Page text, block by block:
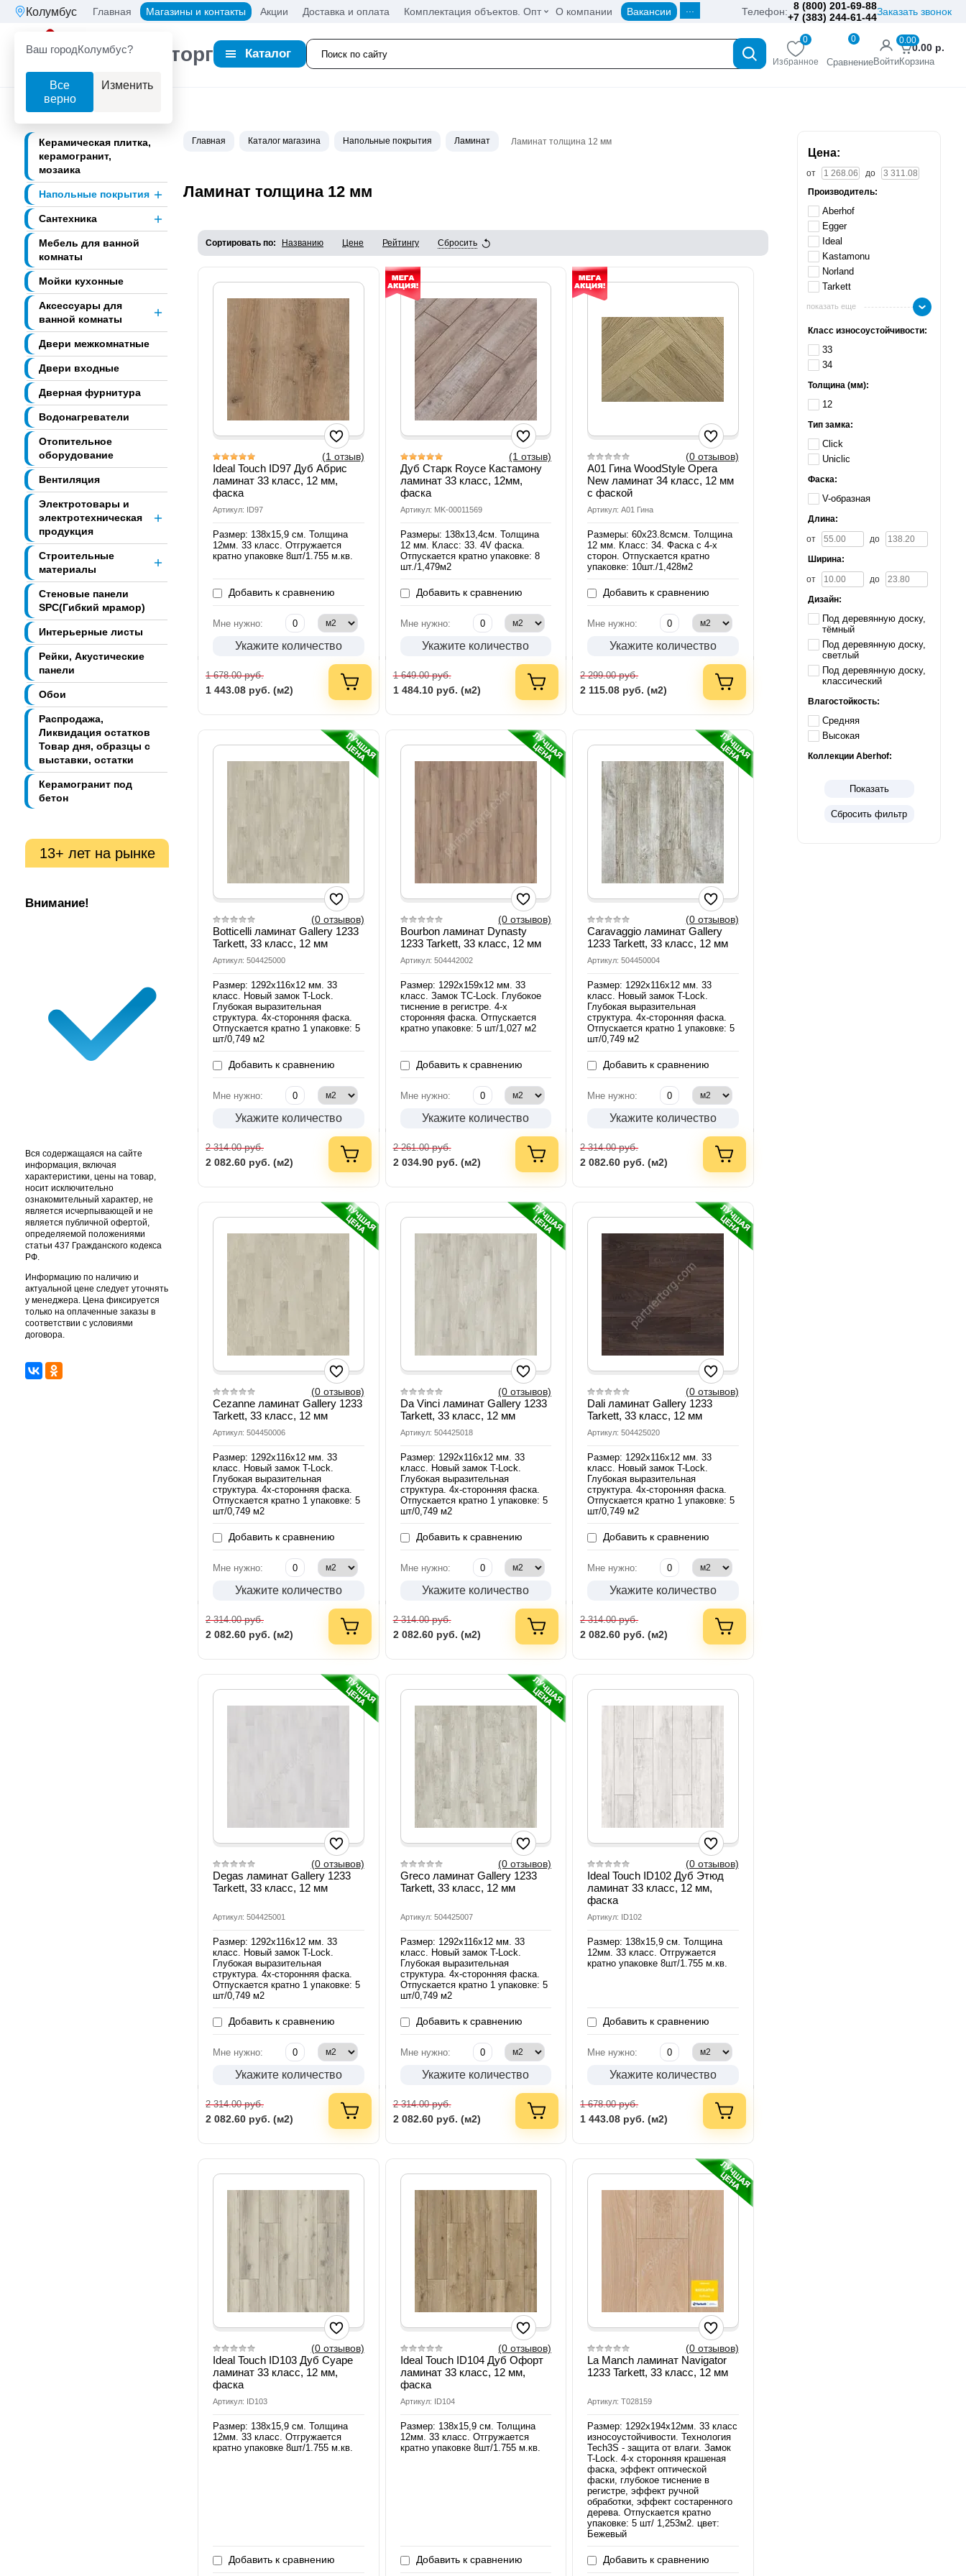
Колумбус
Ваш городКолумбус?
Все
верно
Изменить
Главная Магазины и контакты Акции Доставка и оплата Комплектация объектов. Опт О компании Вакансии Телефон: 8 (800) 201-69-88
+7 (383) 244-61-44Заказать звонок
Партнерторг Каталог
0
Избранное Сравнение
0
Войти
0.00
0.00 р.
Корзина
Керамическая плитка,
керамогранит,
мозаика
Напольные покрытия
Сантехника
Мебель для ванной
комнаты
Мойки кухонные
Аксессуары для
ванной комнаты
Двери межкомнатные
Двери входные
Дверная фурнитура
Водонагреватели
Отопительное
оборудование
Вентиляция
Электротовары и
электротехническая
продукция
Строительные
материалы
Стеновые панели
SPC(Гибкий мрамор)
Интерьерные листы
Рейки, Акустические
панели
Обои
Распродажа,
Ликвидация остатков
Товар дня, образцы с
выставки, остатки
Керамогранит под
бетон
13+ лет на рынке
Внимание!
Вся содержащаяся на сайте
информация, включая
характеристики, цены на товар,
носит исключительно
ознакомительный характер, не
является исчерпывающей и не
является публичной офертой,
определяемой положениями
статьи 437 Гражданского кодекса
РФ.
Информацию по наличию и
актуальной цене следует уточнять
у менеджера. Цена фиксируется
только на оплаченные заказы в
соответствии с условиями
договора.
Главная Каталог магазина Напольные покрытия Ламинат Ламинат толщина 12 мм
Ламинат толщина 12 мм
Сортировать по: Названию Цене Рейтингу Сбросить
(1 отзыв)
Ideal Touch ID97 Дуб Абрис
ламинат 33 класс, 12 мм,
фаска
Артикул: ID97
Размер: 138х15,9 см. Толщина
12мм. 33 класс. Отгружается
кратно упаковке 8шт/1.755 м.кв.
Добавить к сравнению
Мне нужно:
Укажите количество
1 678.00руб.
1 443.08 руб. (м2)
(1 отзыв)
Дуб Старк Royce Кастамону
ламинат 33 класс, 12мм,
фаска
Артикул: MK-00011569
Размеры: 138х13,4см. Толщина
12 мм. Класс: 33. 4V фаска.
Отпускается кратно упаковке: 8
шт./1,479м2
Добавить к сравнению
Мне нужно:
Укажите количество
1 649.00руб.
1 484.10 руб. (м2)
(0 отзывов)
A01 Гина WoodStyle Opera
New ламинат 34 класс, 12 мм
с фаской
Артикул: A01 Гина
Размеры: 60х23.8смсм. Толщина
12 мм. Класс: 34. Фаска с 4-х
сторон. Отпускается кратно
упаковке: 10шт./1,428м2
Добавить к сравнению
Мне нужно:
Укажите количество
2 299.00руб.
2 115.08 руб. (м2)
(0 отзывов)
Botticelli ламинат Gallery 1233
Tarkett, 33 класс, 12 мм
Артикул: 504425000
Размер: 1292х116х12 мм. 33
класс. Новый замок T-Lock.
Глубокая выразительная
структура. 4х-сторонняя фаска.
Отпускается кратно 1 упаковке: 5
шт/0,749 м2
Добавить к сравнению
Мне нужно:
Укажите количество
2 314.00руб.
2 082.60 руб. (м2)
(0 отзывов)
Bourbon ламинат Dynasty
1233 Tarkett, 33 класс, 12 мм
Артикул: 504442002
Размер: 1292х159х12 мм. 33
класс. Замок TC-Lock. Глубокое
тиснение в регистре. 4-х
сторонняя фаска. Отпускается
кратно упаковке: 5 шт/1,027 м2
Добавить к сравнению
Мне нужно:
Укажите количество
2 261.00руб.
2 034.90 руб. (м2)
(0 отзывов)
Caravaggio ламинат Gallery
1233 Tarkett, 33 класс, 12 мм
Артикул: 504450004
Размер: 1292х116х12 мм. 33
класс. Новый замок T-Lock.
Глубокая выразительная
структура. 4х-сторонняя фаска.
Отпускается кратно 1 упаковке: 5
шт/0,749 м2
Добавить к сравнению
Мне нужно:
Укажите количество
2 314.00руб.
2 082.60 руб. (м2)
(0 отзывов)
Cezanne ламинат Gallery 1233
Tarkett, 33 класс, 12 мм
Артикул: 504450006
Размер: 1292х116х12 мм. 33
класс. Новый замок T-Lock.
Глубокая выразительная
структура. 4х-сторонняя фаска.
Отпускается кратно 1 упаковке: 5
шт/0,749 м2
Добавить к сравнению
Мне нужно:
Укажите количество
2 314.00руб.
2 082.60 руб. (м2)
(0 отзывов)
Da Vinci ламинат Gallery 1233
Tarkett, 33 класс, 12 мм
Артикул: 504425018
Размер: 1292х116х12 мм. 33
класс. Новый замок T-Lock.
Глубокая выразительная
структура. 4х-сторонняя фаска.
Отпускается кратно 1 упаковке: 5
шт/0,749 м2
Добавить к сравнению
Мне нужно:
Укажите количество
2 314.00руб.
2 082.60 руб. (м2)
(0 отзывов)
Dali ламинат Gallery 1233
Tarkett, 33 класс, 12 мм
Артикул: 504425020
Размер: 1292х116х12 мм. 33
класс. Новый замок T-Lock.
Глубокая выразительная
структура. 4х-сторонняя фаска.
Отпускается кратно 1 упаковке: 5
шт/0,749 м2
Добавить к сравнению
Мне нужно:
Укажите количество
2 314.00руб.
2 082.60 руб. (м2)
(0 отзывов)
Degas ламинат Gallery 1233
Tarkett, 33 класс, 12 мм
Артикул: 504425001
Размер: 1292х116х12 мм. 33
класс. Новый замок T-Lock.
Глубокая выразительная
структура. 4х-сторонняя фаска.
Отпускается кратно 1 упаковке: 5
шт/0,749 м2
Добавить к сравнению
Мне нужно:
Укажите количество
2 314.00руб.
2 082.60 руб. (м2)
(0 отзывов)
Greco ламинат Gallery 1233
Tarkett, 33 класс, 12 мм
Артикул: 504425007
Размер: 1292х116х12 мм. 33
класс. Новый замок T-Lock.
Глубокая выразительная
структура. 4х-сторонняя фаска.
Отпускается кратно 1 упаковке: 5
шт/0,749 м2
Добавить к сравнению
Мне нужно:
Укажите количество
2 314.00руб.
2 082.60 руб. (м2)
(0 отзывов)
Ideal Touch ID102 Дуб Этюд
ламинат 33 класс, 12 мм,
фаска
Артикул: ID102
Размер: 138х15,9 см. Толщина
12мм. 33 класс. Отгружается
кратно упаковке 8шт/1.755 м.кв.
Добавить к сравнению
Мне нужно:
Укажите количество
1 678.00руб.
1 443.08 руб. (м2)
(0 отзывов)
Ideal Touch ID103 Дуб Суаре
ламинат 33 класс, 12 мм,
фаска
Артикул: ID103
Размер: 138х15,9 см. Толщина
12мм. 33 класс. Отгружается
кратно упаковке 8шт/1.755 м.кв.
Добавить к сравнению
(0 отзывов)
Ideal Touch ID104 Дуб Офорт
ламинат 33 класс, 12 мм,
фаска
Артикул: ID104
Размер: 138х15,9 см. Толщина
12мм. 33 класс. Отгружается
кратно упаковке 8шт/1.755 м.кв.
Добавить к сравнению
(0 отзывов)
La Manch ламинат Navigator
1233 Tarkett, 33 класс, 12 мм
Артикул: Т028159
Размер: 1292х194х12мм. 33 класс
износоустойчивости. Технология
Tech3S - защита от влаги. Замок
T-Lock. 4-х сторонняя крашеная
фаска, эффект оптической
фаски, глубокое тиснение в
регистре, эффект ручной
обработки, эффект состаренного
дерева. Отпускается кратно
упаковке: 5 шт/ 1,253м2. цвет:
Бежевый
Добавить к сравнению
Цена:
от
до
Производитель:
Aberhof
Egger
Ideal
Kastamonu
Norland
Tarkett
показать еще
Класс износоустойчивости:
33
34
Толщина (мм):
12
Тип замка:
Click
Uniclic
Фаска:
V-образная
Длина:
от
до
Ширина:
от
до
Дизайн:
Под деревянную доску,
тёмный
Под деревянную доску,
светлый
Под деревянную доску,
классический
Влагостойкость:
Средняя
Высокая
Коллекции Aberhof:
Показать
Сбросить фильтр